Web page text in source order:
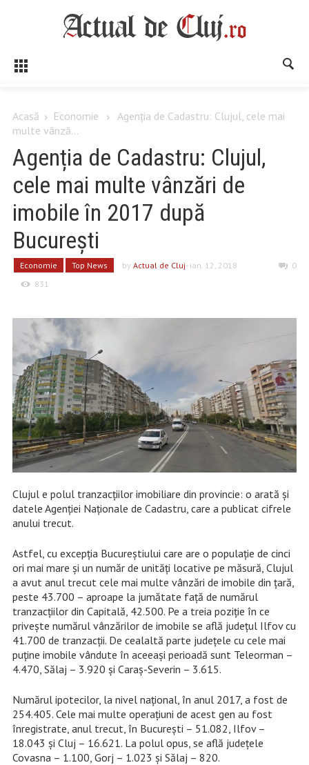
Acasă Economie
Agenția de Cadastru: Clujul, cele mai
multe vânză...
Agenția de Cadastru: Clujul,
cele mai multe vânzări de
imobile în 2017 după
București
Economie Top News byActual de Cluj- ian. 12, 2018
0
831
Clujul e polul tranzacțiilor imobiliare din provincie: o arată și
datele Agenției Naționale de Cadastru, care a publicat cifrele
anului trecut.
Astfel, cu excepția Bucureștiului care are o populație de cinci
ori mai mare și un număr de unități locative pe măsură, Clujul
a avut anul trecut cele mai multe vânzări de imobile din țară,
peste 43.700 – aproape la jumătate față de numărul
tranzacțiilor din Capitală, 42.500. Pe a treia poziție în ce
privește numărul vânzărilor de imobile se află județul Ilfov cu
41.700 de tranzacții. De cealaltă parte județele cu cele mai
puține imobile vândute în aceeași perioadă sunt Teleorman –
4.470, Sălaj – 3.920 și Caraș-Severin – 3.615.
Numărul ipotecilor, la nivel național, în anul 2017, a fost de
254.405. Cele mai multe operațiuni de acest gen au fost
înregistrate, anul trecut, în București – 51.082, Ilfov –
18.043 și Cluj – 16.621. La polul opus, se află județele
Covasna – 1.100, Gorj – 1.023 și Sălaj – 820.